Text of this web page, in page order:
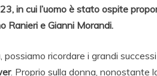
in cui l’uomo è stato ospite
Ranieri e Gianni Morandi.
possiamo ricordare i grandi
. Proprio sulla donna, nonostante